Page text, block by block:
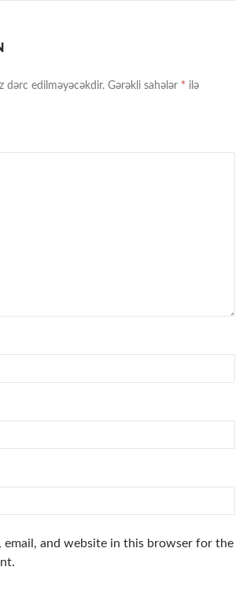
dərc edilməyəcəkdir. Gərəkli sahələr * ilə
email, and website in this browser for the